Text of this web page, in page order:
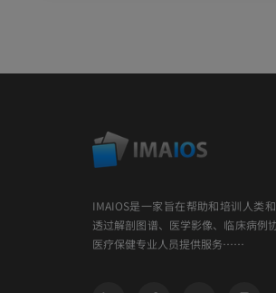
IMAIOS是一家旨在帮助和培训人类
透过解剖图谱、医学影像、临床病例
医疗保健专业人员提供服务……